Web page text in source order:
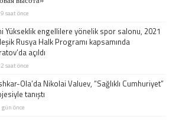
saat önce
Yükseklik engellilere yönelik spor salonu, 2021
Rusya Halk Programı kapsamında
açıldı
saat önce
Ola’da Nikolai Valuev, “Sağlıklı Cumhuriyet”
tanıştı
gün önce